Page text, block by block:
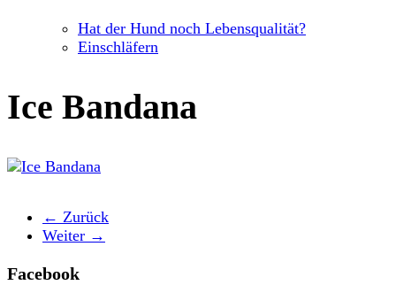
Hat der Hund noch Lebensqualität?
Einschläfern
Ice Bandana
← Zurück
Weiter →
Facebook